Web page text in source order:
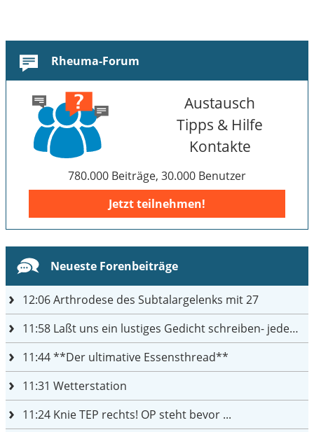
Rheuma-Forum
Austausch
Tipps & Hilfe
Kontakte
780.000 Beiträge, 30.000 Benutzer
Jetzt teilnehmen!
Neueste Forenbeiträge
12:06Arthrodese des Subtalargelenks mit 27
11:58 Laßt uns ein lustiges Gedicht schreiben- jeder einen Satz
11:44**Der ultimative Essensthread**
11:31 Wetterstation
11:24 Knie TEP rechts! OP steht bevor ...